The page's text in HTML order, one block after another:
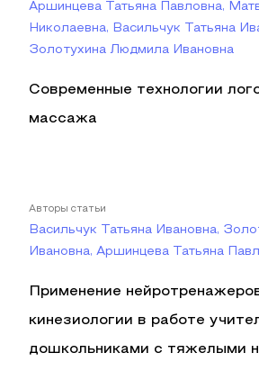
Аршинцева Татьяна Павловна,
Николаевна, Васильчук Татьяна
Золотухина Людмила Ивановна
Современные технологии
массажа
Авторы статьи
Васильчук Татьяна Ивановна,
Ивановна, Аршинцева Татьяна
Применение
кинезиологии в работе
дошкольниками с тяжелыми